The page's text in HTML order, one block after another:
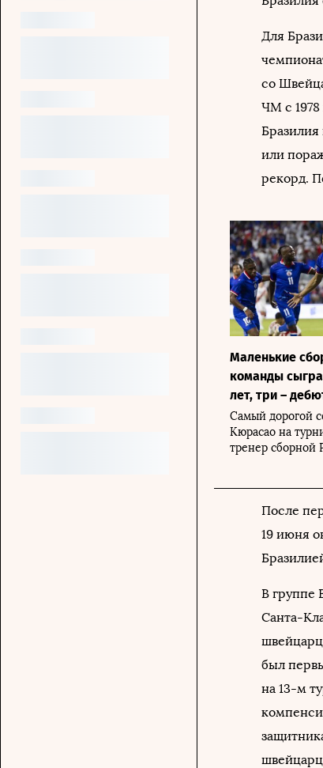
Для
со
ЧМ с
Бразилия
или
рекорд.
Маленькие
команды
лет, три –
Самый дорогой
Кюрасао на
тренер сборной
После
19 июня
В группе
Санта-
был
на 13-м